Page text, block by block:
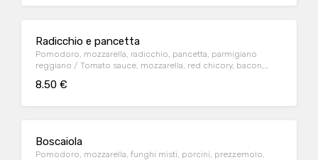
Radicchio e pancetta
Pomodoro, mozzarella, radicchio, pancetta, parmigiano
reggiano / Tomato sauce, mozzarella, red chicory, bacon,
8.50 €
Boscaiola
Pomodoro, mozzarella, funghi misti, porcini, prezzemolo,